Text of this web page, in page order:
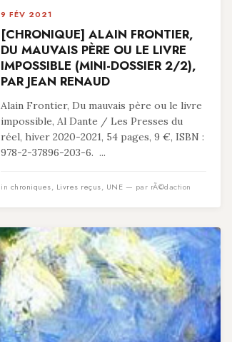
9 FÉV 2021
[CHRONIQUE] ALAIN FRONTIER,
DU MAUVAIS PÈRE OU LE LIVRE
IMPOSSIBLE (MINI-DOSSIER 2/2),
PAR JEAN RENAUD
Alain Frontier, Du mauvais père ou le livre
impossible, Al Dante / Les Presses du
réel, hiver 2020-2021, 54 pages, 9 €, ISBN :
978-2-37896-203-6. ...
in chroniques, Livres reçus, UNE — par rÃ©daction